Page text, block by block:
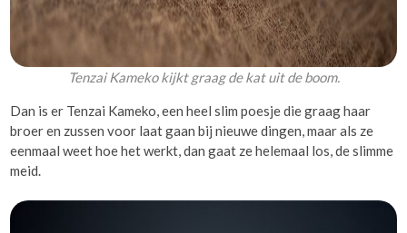
Tenzai Kameko kijkt graag de kat uit de boom.
Dan is er Tenzai Kameko, een heel slim poesje die graag haar
broer en zussen voor laat gaan bij nieuwe dingen, maar als ze
eenmaal weet hoe het werkt, dan gaat ze helemaal los, de slimme
meid.